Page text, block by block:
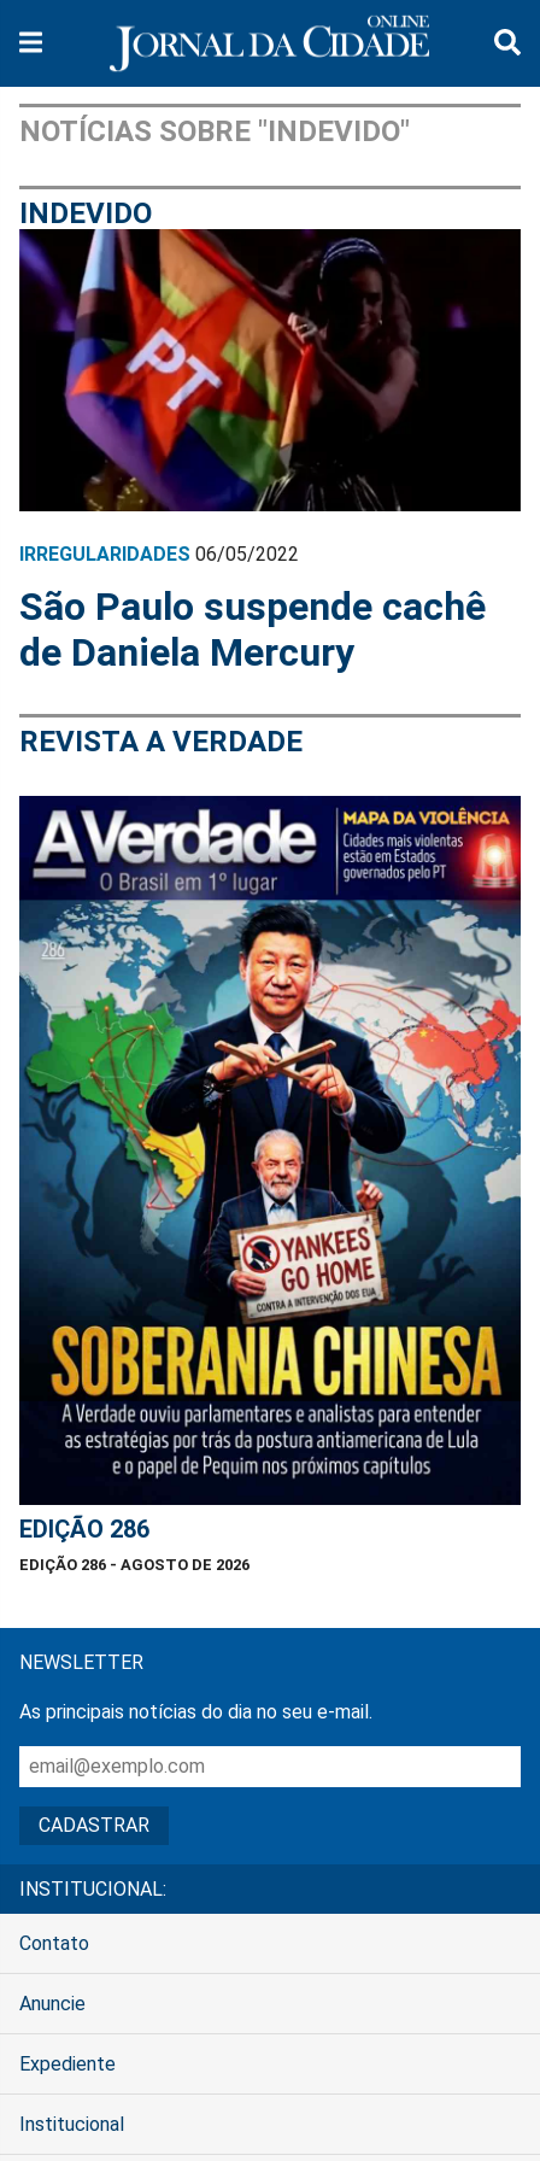
NOTÍCIAS SOBRE "INDEVIDO"
INDEVIDO
IRREGULARIDADES 06/05/2022
São Paulo suspende cachê
de Daniela Mercury
REVISTA A VERDADE
EDIÇÃO 286
EDIÇÃO 286 - AGOSTO DE 2026
NEWSLETTER
As principais notícias do dia no seu e-mail.
INSTITUCIONAL:
Contato
Anuncie
Expediente
Institucional